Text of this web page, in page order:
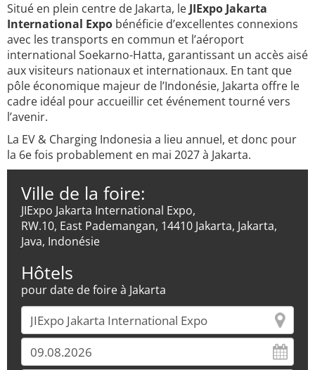
Situé en plein centre de Jakarta, le JIExpo Jakarta
International Expo bénéficie d’excellentes connexions
avec les transports en commun et l’aéroport
international Soekarno-Hatta, garantissant un accès aisé
aux visiteurs nationaux et internationaux. En tant que
pôle économique majeur de l’Indonésie, Jakarta offre le
cadre idéal pour accueillir cet événement tourné vers
l’avenir.
La EV & Charging Indonesia a lieu annuel, et donc pour
la 6e fois probablement en mai 2027 à Jakarta.
Ville de la foire:
JIExpo Jakarta International Expo,
RW.10, East Pademangan, 14410 Jakarta, Jakarta,
Java, Indonésie
Hôtels
pour date de foire à Jakarta